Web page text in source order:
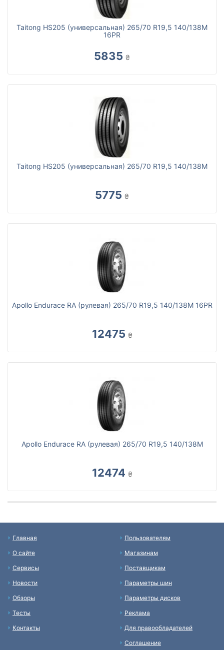
Taitong HS205 (универсальная) 265/70 R19,5 140/138M
16PR
5835 ₴
Taitong HS205 (универсальная) 265/70 R19,5 140/138M
5775 ₴
Apollo Endurace RA (рулевая) 265/70 R19,5 140/138M 16PR
12475 ₴
Apollo Endurace RA (рулевая) 265/70 R19,5 140/138M
12474 ₴
Главная
О сайте
Сервисы
Новости
Обзоры
Тесты
Контакты
Пользователям
Магазинам
Поставщикам
Параметры шин
Параметры дисков
Реклама
Для правообладателей
Соглашение